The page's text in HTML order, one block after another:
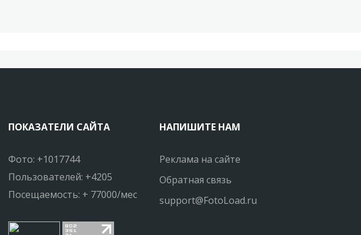
ПОКАЗАТЕЛИ САЙТА
Фото: +1017744
Пользователей: +4205
Посещаемость: + 77000/мес
НАПИШИТЕ НАМ
Реклама на сайте
Обратная связь
support@FotoLoad.ru